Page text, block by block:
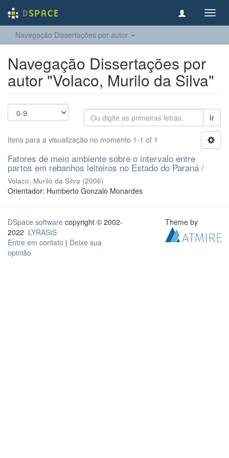
Navegação Dissertações por autor
Navegação Dissertações por
autor "Volaco, Murilo da Silva"
Ir
Itens para a visualização no momento 1-1 of 1
Fatores de meio ambiente sobre o intervalo entre
partos em rebanhos leiteiros no Estado do Paraná /
Volaco, Murilo da Silva (2006)
Orientador: Humberto Gonzalo Monardes
DSpace software copyright © 2002-
2022 LYRASIS
Entre em contato | Deixe sua
opinião
Theme by